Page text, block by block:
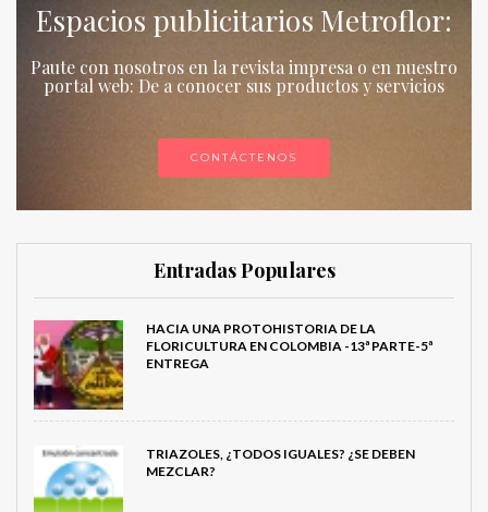
Espacios publicitarios Metroflor:
Paute con nosotros en la revista impresa o en nuestro
portal web: De a conocer sus productos y servicios
CONTÁCTENOS
Entradas Populares
HACIA UNA PROTOHISTORIA DE LA
FLORICULTURA EN COLOMBIA -13ª PARTE-5ª
ENTREGA
TRIAZOLES, ¿TODOS IGUALES? ¿SE DEBEN
MEZCLAR?